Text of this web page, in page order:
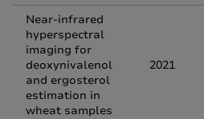
Near-infrared
hyperspectral
imaging for
deoxynivalenol
and ergosterol
estimation in
wheat samples
2021